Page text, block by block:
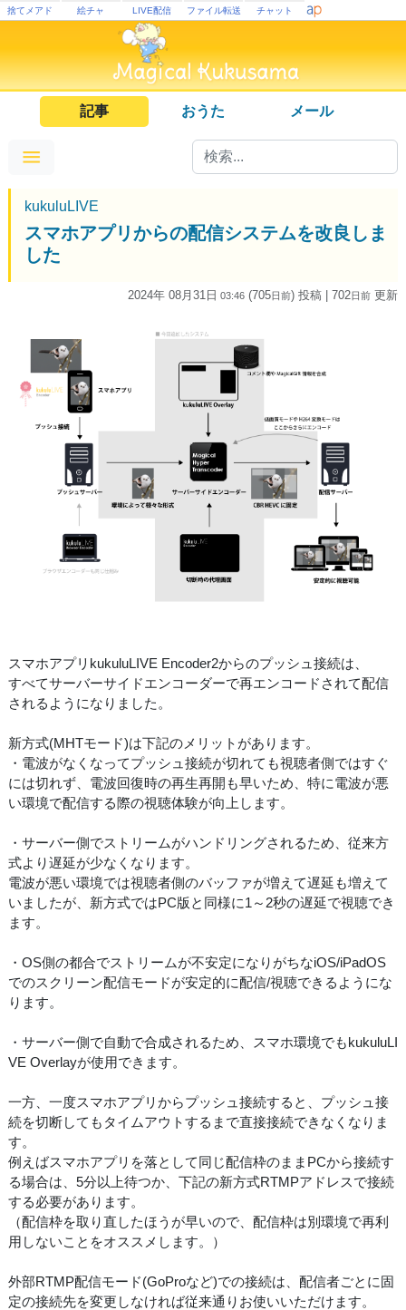
捨てメアド 絵チャ LIVE配信 ファイル転送 チャット
記事 おうた メール
kukuluLIVE
スマホアプリからの配信システムを改良しま
した
2024年 08月31日 03:46 (705日前) 投稿 | 702日前 更新
スマホアプリkukuluLIVE Encoder2からのプッシュ接続は、
すべてサーバーサイドエンコーダーで再エンコードされて配信
されるようになりました。
新方式(MHTモード)は下記のメリットがあります。
・電波がなくなってプッシュ接続が切れても視聴者側ではすぐ
には切れず、電波回復時の再生再開も早いため、特に電波が悪
い環境で配信する際の視聴体験が向上します。
・サーバー側でストリームがハンドリングされるため、従来方
式より遅延が少なくなります。
電波が悪い環境では視聴者側のバッファが増えて遅延も増えて
いましたが、新方式ではPC版と同様に1～2秒の遅延で視聴でき
ます。
・OS側の都合でストリームが不安定になりがちなiOS/iPadOS
でのスクリーン配信モードが安定的に配信/視聴できるようにな
ります。
・サーバー側で自動で合成されるため、スマホ環境でもkukuluLI
VE Overlayが使用できます。
一方、一度スマホアプリからプッシュ接続すると、プッシュ接
続を切断してもタイムアウトするまで直接接続できなくなりま
す。
例えばスマホアプリを落として同じ配信枠のままPCから接続す
る場合は、5分以上待つか、下記の新方式RTMPアドレスで接続
する必要があります。
（配信枠を取り直したほうが早いので、配信枠は別環境で再利
用しないことをオススメします。）
外部RTMP配信モード(GoProなど)での接続は、配信者ごとに固
定の接続先を変更しなければ従来通りお使いいただけます。